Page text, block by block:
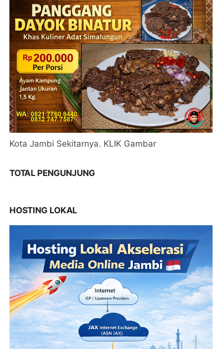
Kota Jambi Sekitarnya. KLIK Gambar
TOTAL PENGUNJUNG
HOSTING LOKAL